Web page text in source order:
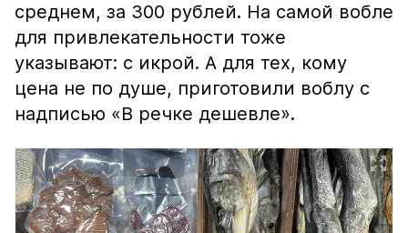
среднем, за 300 рублей. На самой вобле
для привлекательности тоже
указывают: с икрой. А для тех, кому
цена не по душе, приготовили воблу с
надписью «В речке дешевле».